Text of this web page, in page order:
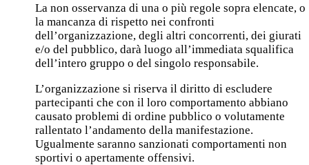
La non osservanza di una o più regole sopra elencate, o
la mancanza di rispetto nei confronti
dell’organizzazione, degli altri concorrenti, dei giurati
e/o del pubblico, darà luogo all’immediata squalifica
dell’intero gruppo o del singolo responsabile.
L’organizzazione si riserva il diritto di escludere
partecipanti che con il loro comportamento abbiano
causato problemi di ordine pubblico o volutamente
rallentato l’andamento della manifestazione.
Ugualmente saranno sanzionati comportamenti non
sportivi o apertamente offensivi.